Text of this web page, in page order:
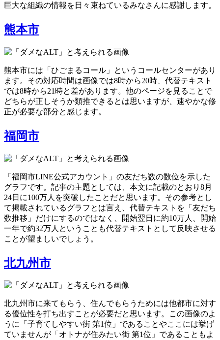
巨大な組織の情報を日々束ねているみなさんに感謝します。
熊本市
熊本市には「ひごまるコール」というコールセンターがあり
ます。その対応時間は画像では8時から20時、代替テキスト
では8時から21時と差があります。他のページを見ることで
どちらが正しそうか類推できるとは思いますが、速やかな修
正が必要な部分と感じます。
福岡市
「福岡市LINE公式アカウント」の友だち数の数位を示した
グラフです。記事の主題としては、本文に記載のとおり8月
24日に100万人を突破したことだと思います。その参考とし
て掲載されているグラフとは言え、代替テキストを「友だち
数推移」だけにするのではなく、開始翌日に約10万人、開始
一年で約32万人ということも代替テキストとして反映させる
ことが望ましいでしょう。
北九州市
北九州市に来てもらう、住んでもらうためには他都市に対す
る優位性を打ち出すことが必要だと思います。この画像のよ
うに「子育てしやすい街 第1位」であることやここには挙げ
ていませんが「オトナが住みたい街 第1位」であることもよ